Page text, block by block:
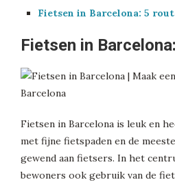
Fietsen in Barcelona: 5
Fietsen in
Fietsen in Barcelona is leuk en
met fijne fietspaden en de
gewend aan fietsers. In het
bewoners ook gebruik van de